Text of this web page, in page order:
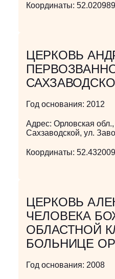
Координаты:
ЦЕРКОВЬ
Год основания: 2012
Адрес: Орловская
Сахзаводской, ул.
Координаты:
ЦЕРКОВЬ
ЧЕЛОВЕКА
ОБЛАСТНОЙ
БОЛЬНИЦЕ
Год основания: 2008